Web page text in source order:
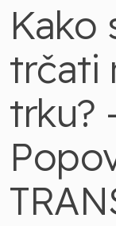
Kako
trčati
trku?